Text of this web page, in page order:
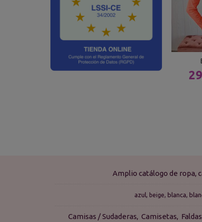
Amplio catálogo de ropa,
azul beige blanca
Camisas / Sudaderas Camisetas Faldas